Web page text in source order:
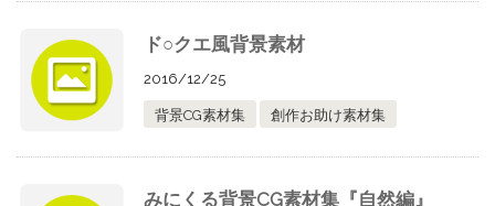
ド○クエ風背景素材
2016/12/25
背景CG素材集 創作お助け素材集
みにくる背景CG素材集『自然編』